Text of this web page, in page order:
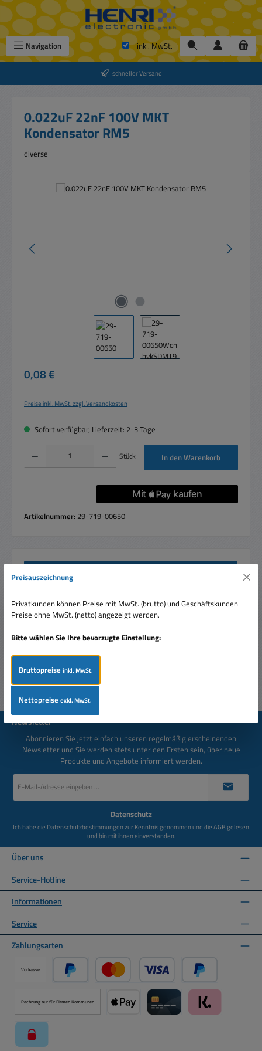
Zum Hauptinhalt springen
Navigation inkl. MwSt.
schneller Versand
0.022uF 22nF 100V MKT
Kondensator RM5
diverse
Regulärer Preis:
0,08 €
Preise inkl. MwSt. zzgl. Versandkosten
Sofort verfügbar, Lieferzeit: 2-3 Tage
Produkt Anzahl: Gib den gewünschten Wert ein oder benutze die Schaltflächen um
Stück In den Warenkorb
Artikelnummer: 29-719-00650
Beschreibung
Nennspannung bis 100V DC bzw. 63VAC MKT Kondensator
universelle Anwen…Mehr
Bewertungen
Newsletter
Abonnieren Sie jetzt einfach unseren regelmäßig erscheinenden
Newsletter und Sie werden stets unter den Ersten sein, über neue
Produkte und Angebote informiert werden.
Mail-
Datenschutz
Ich habe die Datenschutzbestimmungenzur Kenntnis genommen und dieAGBgelesen
und bin mit ihnen einverstanden.
Über uns
Service-Hotline
Informationen
Service
Zahlungsarten
Vorkasse
PayPal Kredit- oder Debitkarte über PayPal
Später Bezahlen
Rechnung nur für Firmen Kommunen
Preisauszeichnung
Privatkunden können Preise mit MwSt. (brutto) und Geschäftskunden
Preise ohne MwSt. (netto) angezeigt werden.
Bitte wählen Sie Ihre bevorzugte Einstellung:
Bruttopreiseinkl. MwSt.
Nettopreiseexkl. MwSt.